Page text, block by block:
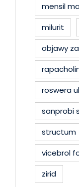
mensil
milurit
objawy
roswera
sanprobi
structum
vicebrol
zirid